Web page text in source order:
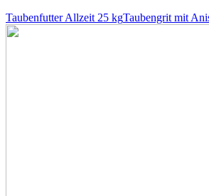
Taubenfutter Allzeit 25 kgTaubengrit mit